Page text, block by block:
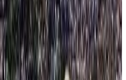
d'hôtes
)